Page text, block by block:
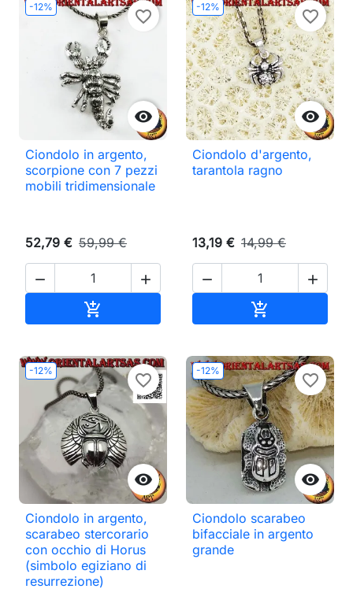
-12%

favorite_border
Ciondolo in argento,
scorpione con 7 pezzi
mobili tridimensionale
52,79 € 59,99 €
 

-12%

favorite_border
Ciondolo d'argento,
tarantola ragno
13,19 € 14,99 €
 

-12%

favorite_border
Ciondolo in argento,
scarabeo stercorario
con occhio di Horus
(simbolo egiziano di
resurrezione)
-12%

favorite_border
Ciondolo scarabeo
bifacciale in argento
grande